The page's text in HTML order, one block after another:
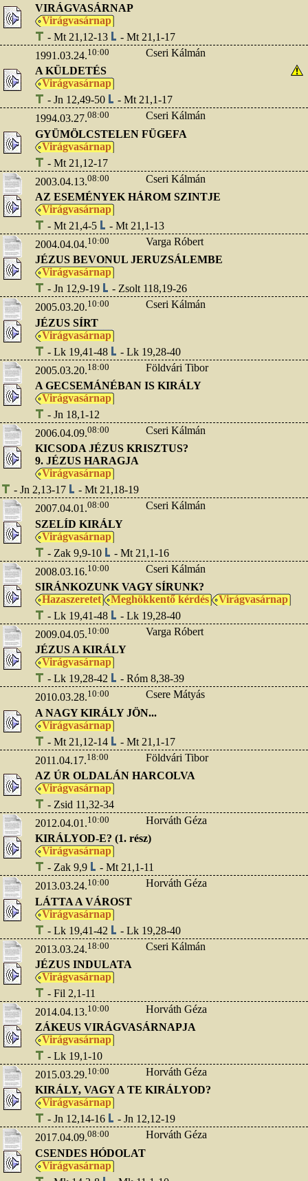
VIRÁGVASÁRNAP
Virágvasárnap
- Mt 21,12-13
- Mt 21,1-17
1991.03.24.10:00
Cseri Kálmán
A KÜLDETÉS
Virágvasárnap
- Jn 12,49-50
- Mt 21,1-17
1994.03.27.08:00
Cseri Kálmán
GYÜMÖLCSTELEN FÜGEFA
Virágvasárnap
- Mt 21,12-17
2003.04.13.08:00
Cseri Kálmán
AZ ESEMÉNYEK HÁROM SZINTJE
Virágvasárnap
- Mt 21,4-5
- Mt 21,1-13
2004.04.04.10:00
Varga Róbert
JÉZUS BEVONUL JERUZSÁLEMBE
Virágvasárnap
- Jn 12,9-19
- Zsolt 118,19-26
2005.03.20.10:00
Cseri Kálmán
JÉZUS SÍRT
Virágvasárnap
- Lk 19,41-48
- Lk 19,28-40
2005.03.20.18:00
Földvári Tibor
A GECSEMÁNÉBAN IS KIRÁLY
Virágvasárnap
- Jn 18,1-12
2006.04.09.08:00
Cseri Kálmán
KICSODA JÉZUS KRISZTUS?
9. JÉZUS HARAGJA
Virágvasárnap
- Jn 2,13-17
- Mt 21,18-19
2007.04.01.08:00
Cseri Kálmán
SZELÍD KIRÁLY
Virágvasárnap
- Zak 9,9-10
- Mt 21,1-16
2008.03.16.10:00
Cseri Kálmán
SIRÁNKOZUNK VAGY SÍRUNK?
Hazaszeretet
Meghökkentő kérdés
Virágvasárnap
- Lk 19,41-48
- Lk 19,28-40
2009.04.05.10:00
Varga Róbert
JÉZUS A KIRÁLY
Virágvasárnap
- Lk 19,28-42
- Róm 8,38-39
2010.03.28.10:00
Csere Mátyás
A NAGY KIRÁLY JÖN...
Virágvasárnap
- Mt 21,12-14
- Mt 21,1-17
2011.04.17.18:00
Földvári Tibor
AZ ÚR OLDALÁN HARCOLVA
Virágvasárnap
- Zsid 11,32-34
2012.04.01.10:00
Horváth Géza
KIRÁLYOD-E? (1. rész)
Virágvasárnap
- Zak 9,9
- Mt 21,1-11
2013.03.24.10:00
Horváth Géza
LÁTTA A VÁROST
Virágvasárnap
- Lk 19,41-42
- Lk 19,28-40
2013.03.24.18:00
Cseri Kálmán
JÉZUS INDULATA
Virágvasárnap
- Fil 2,1-11
2014.04.13.10:00
Horváth Géza
ZÁKEUS VIRÁGVASÁRNAPJA
Virágvasárnap
- Lk 19,1-10
2015.03.29.10:00
Horváth Géza
KIRÁLY, VAGY A TE KIRÁLYOD?
Virágvasárnap
- Jn 12,14-16
- Jn 12,12-19
2017.04.09.08:00
Horváth Géza
CSENDES HÓDOLAT
Virágvasárnap